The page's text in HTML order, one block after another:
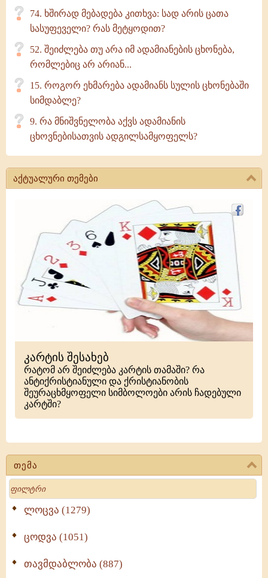
თემა
Search
ლოცვა (1279)
ცოდვა (1051)
თავმდაბლობა (887)
74. ხშირად მებადება კითხვა: სად არის ცათა
სასუფეველი? რას მეტყოდით?
52. შეიძლება თუ არა იმ ადამიანების ცხონება,
რომლებიც არ არიან...
15. როგორ ეხმარება ადამიანს სულის ცხონებაში
სიმდაბლე?
9. რა მნიშვნელობა აქვს ადამიანის
ცხოვნებისათვის ადგილსამყოფელს?
აქტუალური თემები
კარტის შესახებ
რატომ არ შეიძლება კარტის თამაში? რა
ანტიქრისტიანული და ქრისტიანობის
შეურაცხმყოფელი სიმბოლოები არის ჩადებული
კარტში?